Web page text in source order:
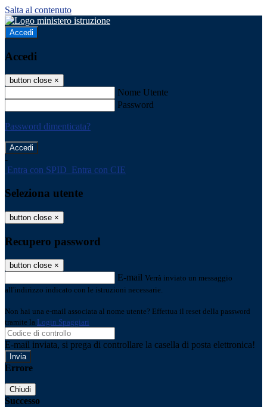
Salta al contenuto
Accedi
Accedi
button close ×
Nome Utente
Password
Password dimenticata?
-
Entra con SPID Entra con CIE
Seleziona utente
button close ×
Recupero password
button close ×
E-mail Verrà inviato un messaggio
all'indirizzo indicato con le istruzioni necessarie.
Non hai una e-mail associata al nome utente? Effettua il reset della password
tramite la Login Spaggiari
E-mail inviata, si prega di controllare la casella di posta elettronica!
Errore
Chiudi
Successo